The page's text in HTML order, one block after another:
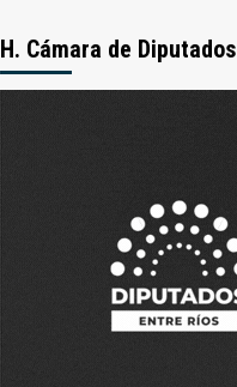
H. Cámara de Diputados